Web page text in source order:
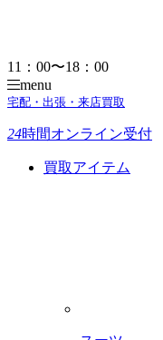
11：00〜18：00
menu
宅配・出張・来店買取
24時間オンライン受付
買取アイテム